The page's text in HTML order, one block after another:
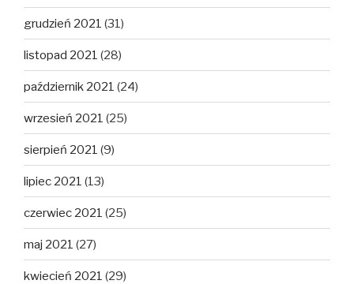
grudzień 2021 (31)
listopad 2021 (28)
październik 2021 (24)
wrzesień 2021 (25)
sierpień 2021 (9)
lipiec 2021 (13)
czerwiec 2021 (25)
maj 2021 (27)
kwiecień 2021 (29)